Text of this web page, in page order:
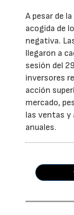
A pesar de
acogida de
negativa.
llegaron a
sesión del
inversores
acción
mercado,
las ventas y
anuales.